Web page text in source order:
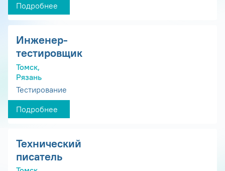
Подробнее
Инженер-
тестировщик
Томск,
Рязань
Тестирование
Подробнее
Технический
писатель